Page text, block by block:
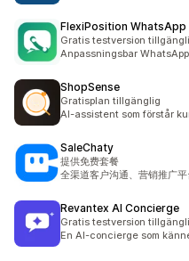
FlexiPosition WhatsApp
Gratis testversion
Anpassningsbar
ShopSense
Gratisplan tillgänglig
AI-assistent som förstår
SaleChaty
提供免费套餐
全渠道客户沟通、营销推广平
Revantex AI Concierge
Gratis testversion
En AI-concierge som